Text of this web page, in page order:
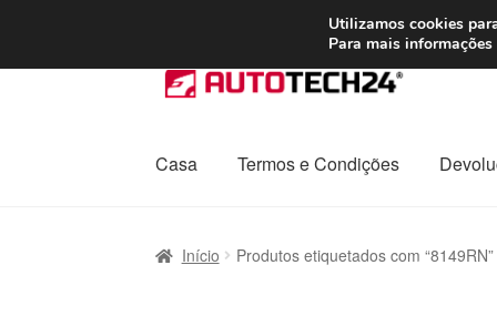
ENVIO a partir
Ir
para
navegação
Saltar
para
conteúdo
Casa Termos e Condições
Início Produtos etiquetados com “8149RN”
Utilizamos cookies
Para mais